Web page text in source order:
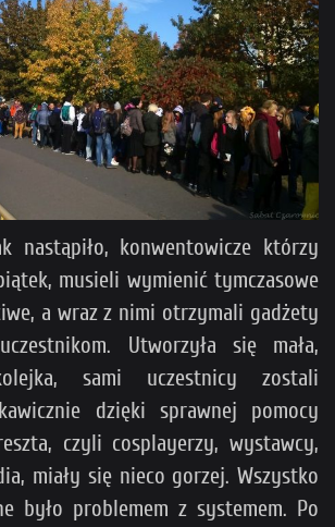
nastąpiło, konwentowicze którzy
musieli wymienić tymczasowe
a wraz z nimi otrzymali gadżety
Utworzyła się mała,
sami uczestnicy zostali
dzięki sprawnej pomocy
czyli cosplayerzy, wystawcy,
miały się nieco gorzej. Wszystko
było problemem z systemem. Po